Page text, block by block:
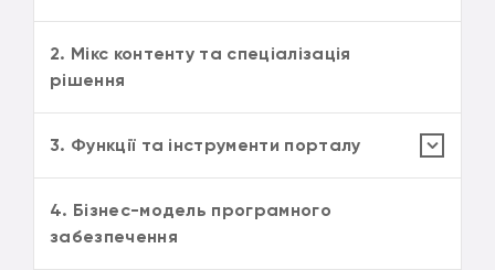
2. Мікс контенту та спеціалізація
рішення
3. Функції та інструменти порталу
4. Бізнес-модель програмного
забезпечення